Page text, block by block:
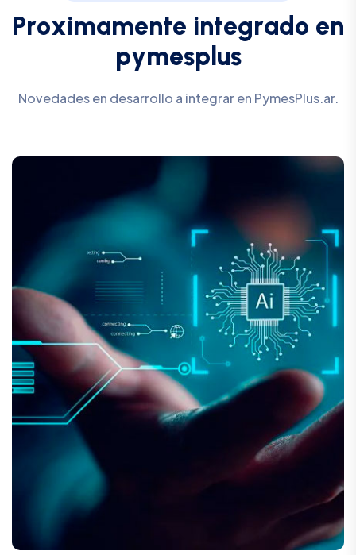
Proximamente integrado en
pymesp us
Novedades en desarrollo a integrar en PymesPlus.ar.